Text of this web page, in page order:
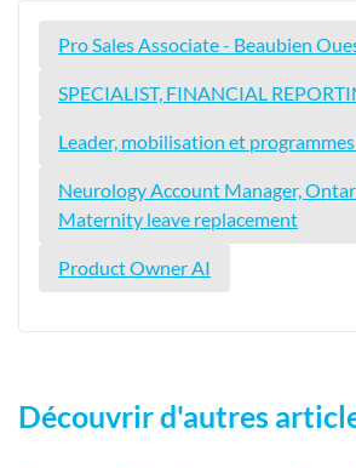
Pro Sales Associate - Beaubien
SPECIALIST, FINANCIAL
Leader, mobilisation et
Neurology Account Manager,
Maternity leave replacement
Product Owner AI
Découvrir d'autres